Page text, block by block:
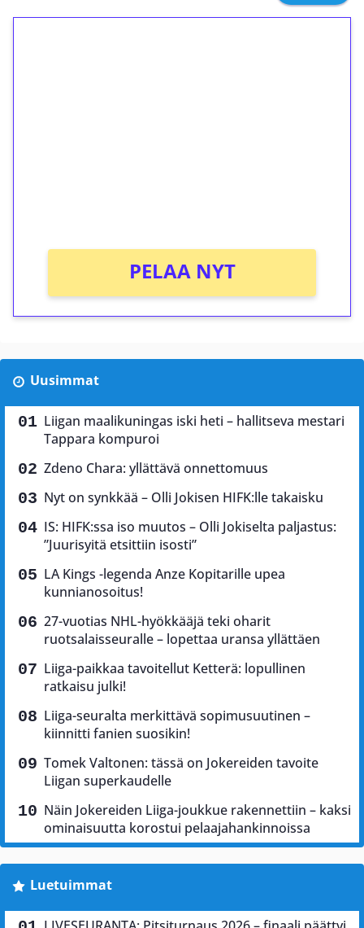
PELAA NYT
Uusimmat
Liigan maalikuningas iski heti – hallitseva mestari
Tappara kompuroi
Zdeno Chara: yllättävä onnettomuus
Nyt on synkkää – Olli Jokisen HIFK:lle takaisku
IS: HIFK:ssa iso muutos – Olli Jokiselta paljastus:
”Juurisyitä etsittiin isosti”
LA Kings -legenda Anze Kopitarille upea
kunnianosoitus!
27-vuotias NHL-hyökkääjä teki oharit
ruotsalaisseuralle – lopettaa uransa yllättäen
Liiga-paikkaa tavoitellut Ketterä: lopullinen
ratkaisu julki!
Liiga-seuralta merkittävä sopimusuutinen –
kiinnitti fanien suosikin!
Tomek Valtonen: tässä on Jokereiden tavoite
Liigan superkaudelle
Näin Jokereiden Liiga-joukkue rakennettiin – kaksi
ominaisuutta korostui pelaajahankinnoissa
Luetuimmat